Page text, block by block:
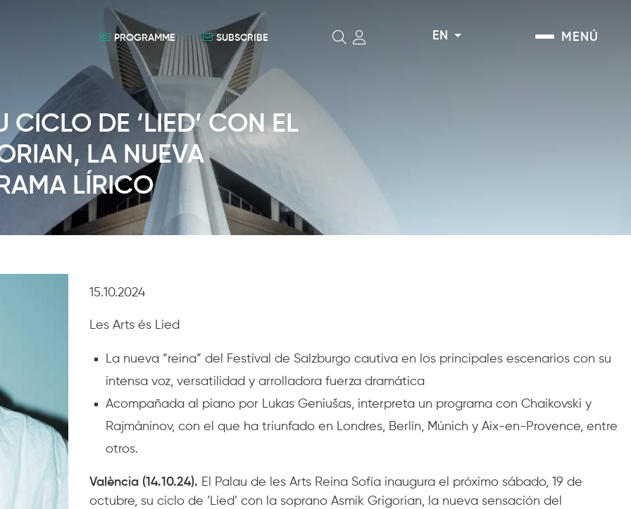
MENÚ
EN
SUBSCRIBE
PROGRAMME
CICLO DE ‘LIED’ CON EL
LA NUEVA
LÍRICO
15.10.2024
Les Arts és Lied
La nueva “reina” del Festival de Salzburgo cautiva en los principales escenarios con su
intensa voz, versatilidad y arrolladora fuerza dramática
Acompañada al piano por Lukas Geniušas, interpreta un programa con Chaikovski y
Rajmáninov, con el que ha triunfado en Londres, Berlín, Múnich y Aix-en-Provence, entre
otros.
València (14.10.24). El Palau de les Arts Reina Sofía inaugura el próximo sábado, 19 de
octubre, su ciclo de ‘Lied’ con la soprano Asmik Grigorian, la nueva sensación del